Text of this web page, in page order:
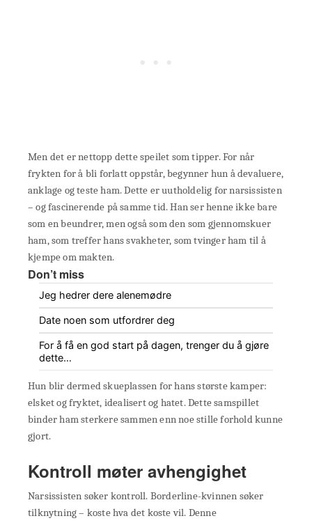
Men det er nettopp dette speilet som tipper. For når
frykten for å bli forlatt oppstår, begynner hun å devaluere,
anklage og teste ham. Dette er uutholdelig for narsissisten
– og fascinerende på samme tid. Han ser henne ikke bare
som en beundrer, men også som den som gjennomskuer
ham, som treffer hans svakheter, som tvinger ham til å
kjempe om makten.
Don’t miss
Jeg hedrer dere alenemødre
Date noen som utfordrer deg
For å få en god start på dagen, trenger du å gjøre
dette…
Hun blir dermed skueplassen for hans største kamper:
elsket og fryktet, idealisert og hatet. Dette samspillet
binder ham sterkere sammen enn noe stille forhold kunne
gjort.
Kontroll møter avhengighet
Narsissisten søker kontroll. Borderline-kvinnen søker
tilknytning – koste hva det koste vil. Denne